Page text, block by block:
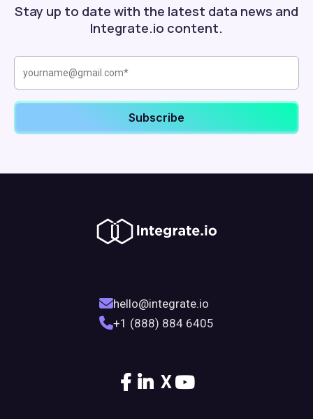
Stay up to date with the latest data news and
Integrate.io content.
hello@integrate.io
+1 (888) 884 6405
X